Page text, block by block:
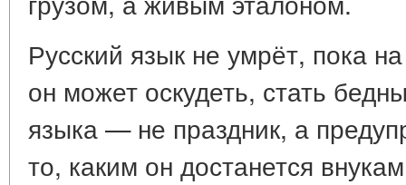
Русский язык не умрёт, пока
он может оскудеть, стать
языка — не праздник, а
то, каким он достанется